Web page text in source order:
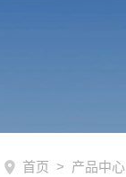
首页 > 产品中心